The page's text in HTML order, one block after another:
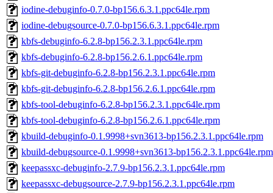
iodine-debuginfo-0.7.0-bp156.6.3.1.ppc64le.rpm
iodine-debugsource-0.7.0-bp156.6.3.1.ppc64le.rpm
kbfs-debuginfo-6.2.8-bp156.2.3.1.ppc64le.rpm
kbfs-debuginfo-6.2.8-bp156.2.6.1.ppc64le.rpm
kbfs-git-debuginfo-6.2.8-bp156.2.3.1.ppc64le.rpm
kbfs-git-debuginfo-6.2.8-bp156.2.6.1.ppc64le.rpm
kbfs-tool-debuginfo-6.2.8-bp156.2.3.1.ppc64le.rpm
kbfs-tool-debuginfo-6.2.8-bp156.2.6.1.ppc64le.rpm
kbuild-debuginfo-0.1.9998+svn3613-bp156.2.3.1.ppc64le.rpm
kbuild-debugsource-0.1.9998+svn3613-bp156.2.3.1.ppc64le.rpm
keepassxc-debuginfo-2.7.9-bp156.2.3.1.ppc64le.rpm
keepassxc-debugsource-2.7.9-bp156.2.3.1.ppc64le.rpm